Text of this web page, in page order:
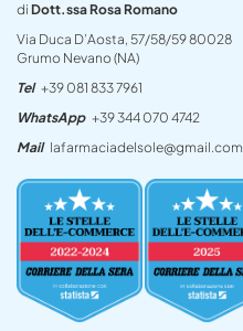
di Dott.ssa Rosa Romano
Via Duca D’Aosta, 57/58/59 80028
Grumo Nevano (NA)
Tel +39 081 833 7961
WhatsApp +39 344 070 4742
Mail lafarmaciadelsole@gmail.com